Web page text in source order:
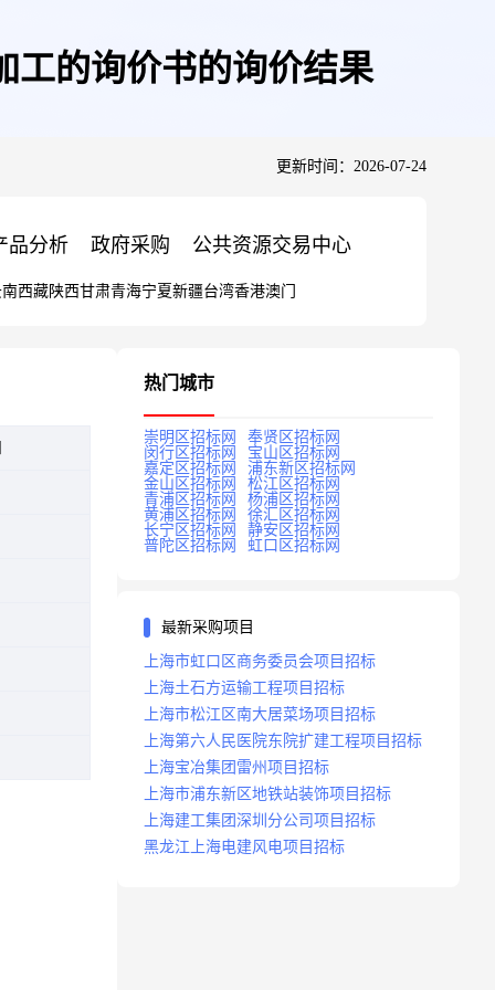
工的询价书的询价结果
更新时间：2026-07-24
品分析 政府采购 公共资源交易中心
西藏陕西甘肃青海宁夏新疆台湾香港澳门
热门城市
崇明区招标网
奉贤区招标网
闵行区招标网
宝山区招标网
嘉定区招标网
浦东新区招标网
金山区招标网
松江区招标网
青浦区招标网
杨浦区招标网
黄浦区招标网
徐汇区招标网
长宁区招标网
静安区招标网
普陀区招标网
虹口区招标网
最新采购项目
上海市虹口区商务委员会项目招标
上海土石方运输工程项目招标
上海市松江区南大居菜场项目招标
上海第六人民医院东院扩建工程项目招标
上海宝冶集团雷州项目招标
上海市浦东新区地铁站装饰项目招标
上海建工集团深圳分公司项目招标
黑龙江上海电建风电项目招标